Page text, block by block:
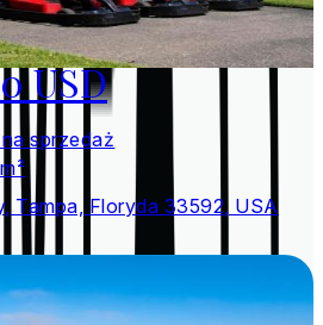
USD
sprzedaż
Tampa, Floryda 33592, USA